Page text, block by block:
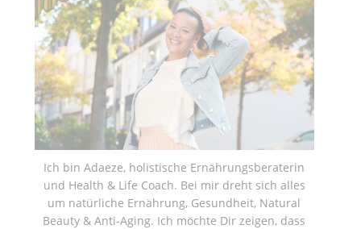
Ich bin Adaeze, holistische Ernährungsberaterin
und Health & Life Coach. Bei mir dreht sich alles
um natürliche Ernährung, Gesundheit, Natural
Beauty & Anti-Aging. Ich möchte Dir zeigen, dass